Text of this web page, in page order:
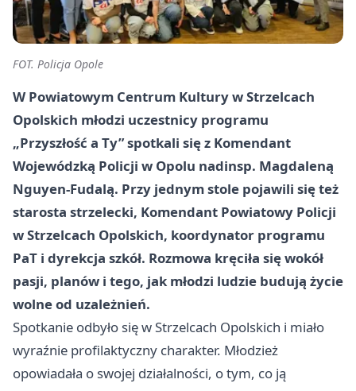
FOT. Policja Opole
W Powiatowym Centrum Kultury w Strzelcach
Opolskich młodzi uczestnicy programu
„Przyszłość a Ty” spotkali się z Komendant
Wojewódzką Policji w Opolu nadinsp. Magdaleną
Nguyen-Fudalą. Przy jednym stole pojawili się też
starosta strzelecki, Komendant Powiatowy Policji
w Strzelcach Opolskich, koordynator programu
PaT i dyrekcja szkół. Rozmowa kręciła się wokół
pasji, planów i tego, jak młodzi ludzie budują życie
wolne od uzależnień.
Spotkanie odbyło się w Strzelcach Opolskich i miało
wyraźnie profilaktyczny charakter. Młodzież
opowiadała o swojej działalności, o tym, co ją